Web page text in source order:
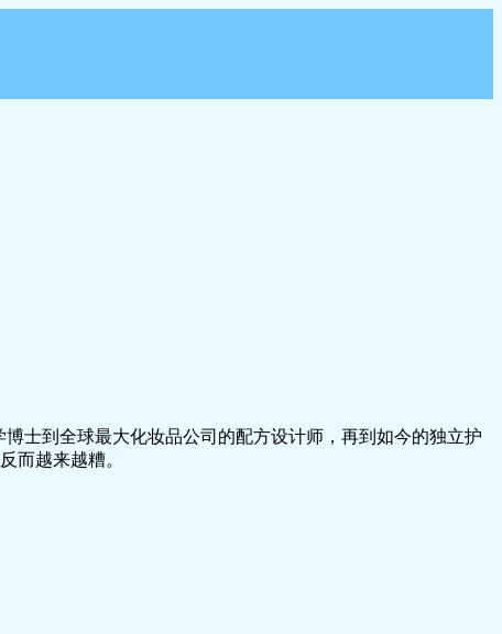
士到全球最大化妆品公司的配方设计师，再到如今的独立护
而越来越糟。